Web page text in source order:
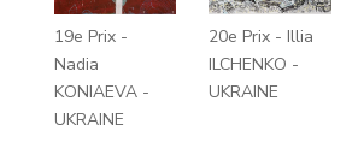
19e Prix -
Nadia
KONIAEVA -
UKRAINE
20e Prix - Illia
ILCHENKO -
UKRAINE